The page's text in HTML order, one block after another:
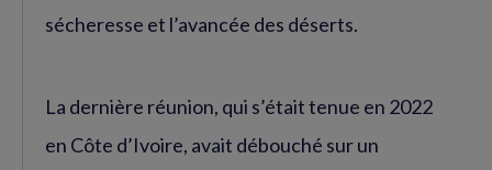
sécheresse et l’avancée des déserts.
La dernière réunion, qui s’était tenue en 2022
en Côte d’Ivoire, avait débouché sur un